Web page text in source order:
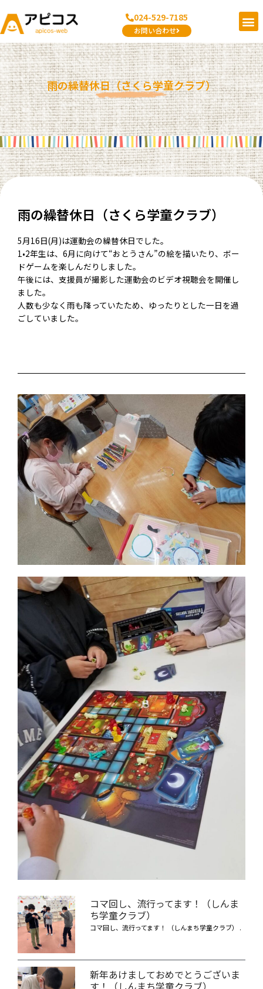
容
を
ス
キ
ッ
プ
024-529-7185
お問い合わせ
メ
ニ
ュ
ー
雨の繰替休日（さくら学童クラブ）
雨の繰替休日（さくら学童クラブ）
5月16日(月)は運動会の繰替休日でした。
1•2年生は、6月に向けて“おとうさん”の絵を描いたり、ボー
ドゲームを楽しんだりしました。
午後には、支援員が撮影した運動会のビデオ視聴会を開催し
ました。
人数も少なく雨も降っていたため、ゆったりとした一日を過
ごしていました。
コマ回し、流行ってます！（しんま
ち学童クラブ）
コマ回し、流行ってます！ （しんまち学童クラブ） .
新年あけましておめでとうございま